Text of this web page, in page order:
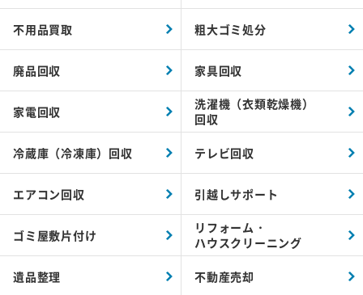
不用品買取 粗大ゴミ処分
廃品回収 家具回収
家電回収
洗濯機（衣類乾燥機）
回収
冷蔵庫（冷凍庫）回収 テレビ回収
エアコン回収 引越しサポート
ゴミ屋敷片付け
リフォーム・
ハウスクリーニング
遺品整理 不動産売却